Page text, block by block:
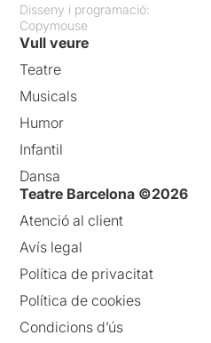
Disseny i programació:
Copymouse
Vull veure
Teatre
Musicals
Humor
Infantil
Dansa
Teatre Barcelona ©2026
Atenció al client
Avís legal
Política de privacitat
Política de cookies
Condicions d’ús